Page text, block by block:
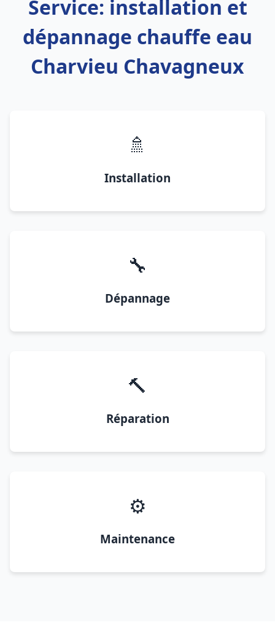
Service: installation et
dépannage chauffe eau
Charvieu Chavagneux
🚿
Installation
🔧
Dépannage
🔨
Réparation
⚙️
Maintenance